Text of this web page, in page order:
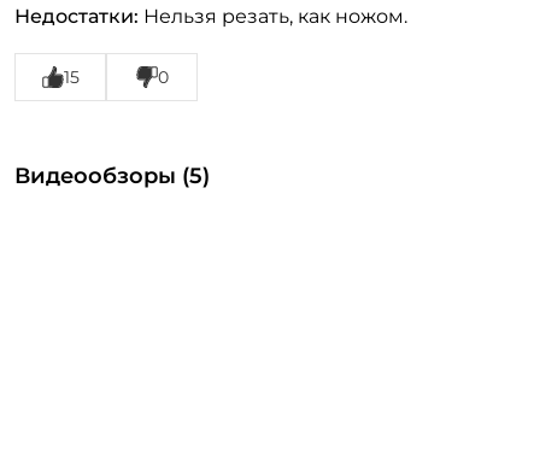
Недостатки: Нельзя резать, как ножом.
15 0
Видеообзоры (5)